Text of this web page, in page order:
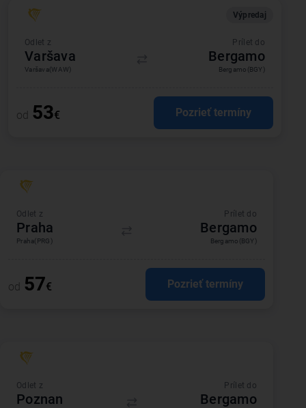
Výpredaj
Odlet z
Varšava
Prílet do
Bergamo
Varšava(WAW) Bergamo (BGY)
od 53€ Pozrieť termíny
Odlet z
Praha
Prílet do
Bergamo
Praha(PRG) Bergamo (BGY)
od 57€ Pozrieť termíny
Odlet z
Poznan
Prílet do
Bergamo